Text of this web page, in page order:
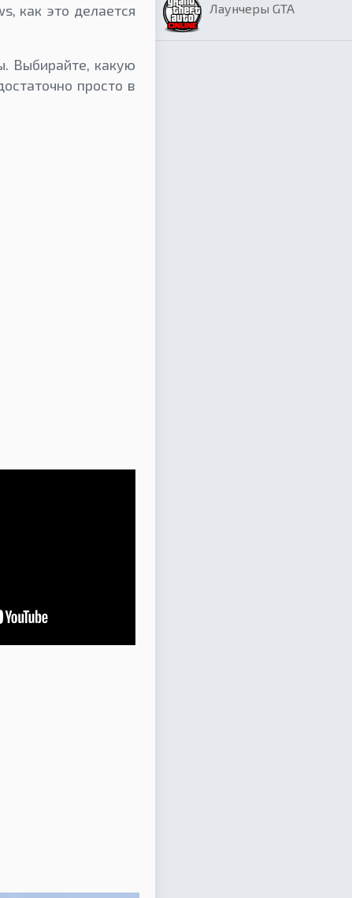
как это делается
Выбирайте, какую
просто в
Лаунчеры GTA